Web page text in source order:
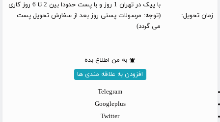
زمان تحویل:
با پیک در تهران 1 روز و با پست حدودا بین 2 تا 6 روز کاری
(توجه: مرسولات پستی روز بعد از سفارش تحویل پست
می گردد)
به من اطلاع بده
افزودن به علاقه مندی ها
Telegram
Googleplus
Twitter